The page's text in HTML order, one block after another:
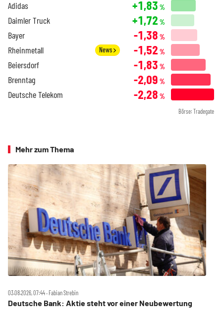
Adidas +1,83 %
Daimler Truck +1,72 %
Bayer -1,38 %
Rheinmetall News -1,52 %
Beiersdorf -1,83 %
Brenntag -2,09 %
Deutsche Telekom -2,28 %
Börse: Tradegate
Mehr zum Thema
03.08.2026, 07:44 ‧ Fabian Strebin
Deutsche Bank: Aktie steht vor einer Neubewertung